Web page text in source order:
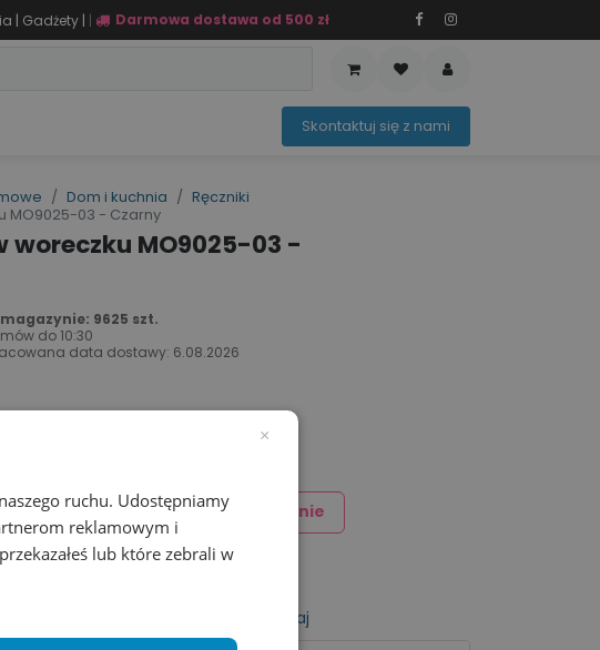
| Gadżety | | Darmowa dostawa od 500 zł
OFERTA SEZONOWASko​ntaktuj ​​​​się z nami​​​​
Dom i kuchnia
Ręczniki
MO9025-03 - Czarny
woreczku MO9025-03 -
9625 szt.
do 10:30
data dostawy: 6.08.2026
koszyka Dodaj znakowanie
Porównaj
×
ruchu. Udostępniamy
reklamowym i
lub które zebrali w